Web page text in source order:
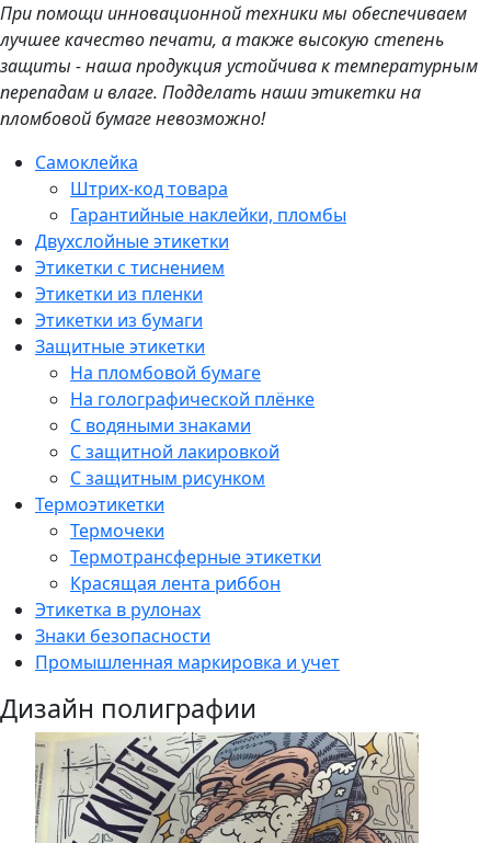
При помощи инновационной техники мы обеспечиваем
лучшее качество печати, а также высокую степень
защиты - наша продукция устойчива к температурным
перепадам и влаге. Подделать наши этикетки на
пломбовой бумаге невозможно!
Самоклейка
Штрих-код товара
Гарантийные наклейки, пломбы
Двухслойные этикетки
Этикетки с тиснением
Этикетки из пленки
Этикетки из бумаги
Защитные этикетки
На пломбовой бумаге
На голографической плёнке
С водяными знаками
С защитной лакировкой
С защитным рисунком
Термоэтикетки
Термочеки
Термотрансферные этикетки
Красящая лента риббон
Этикетка в рулонах
Знаки безопасности
Промышленная маркировка и учет
Дизайн полиграфии